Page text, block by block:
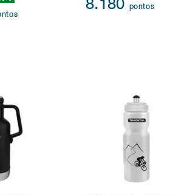
8.180 pontos